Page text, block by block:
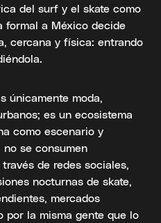
del surf y el skate como
formal a México decide
cercana y física: entrando
únicamente moda,
es un ecosistema
como escenario y
se consumen
de redes sociales,
nocturnas de skate,
mercados
por la misma gente que lo